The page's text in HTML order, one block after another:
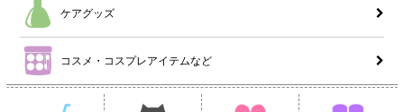
ケアグッズ
コスメ・コスプレアイテムなど